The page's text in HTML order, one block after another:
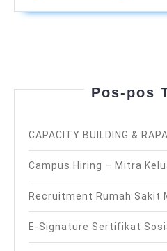
Pos-pos
CAPACITY BUILDING &
Campus Hiring – Mitra
Recruitment Rumah Sakit
E-Signature Sertifikat